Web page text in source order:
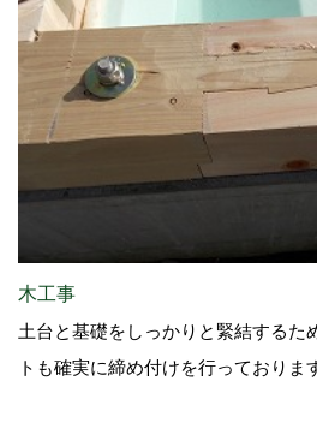
木工事
土台と基礎をしっかりと緊結するた
トも確実に締め付けを行っておりま